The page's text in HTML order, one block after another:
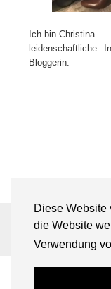
Diese Website
die Website
Verwendung
Ich bin Christina –
leidenschaftliche
Bloggerin.
©2026 ALL-